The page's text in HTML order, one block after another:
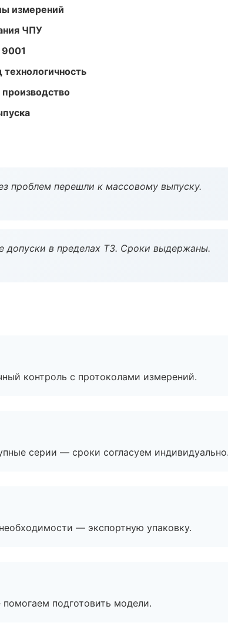
измерений
ЧПУ
9001
проблем перешли к массовому выпуску.
допуски в пределах ТЗ. Сроки выдержаны.
контроль с протоколами измерений.
серии — сроки согласуем индивидуально.
— экспортную упаковку.
помогаем подготовить модели.